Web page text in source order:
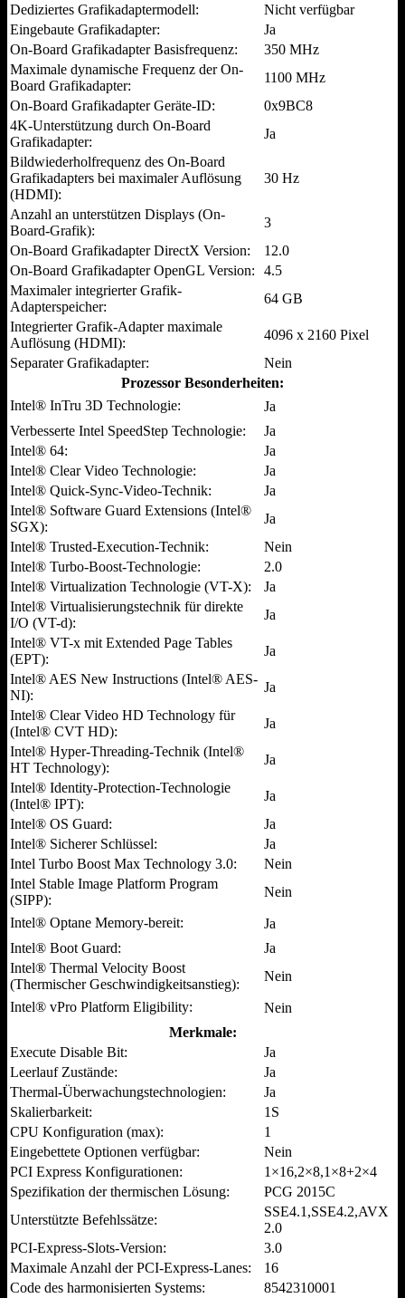
Dediziertes Grafikadaptermodell:
Nicht verfügbar
Eingebaute Grafikadapter:
Ja
On-Board Grafikadapter Basisfrequenz:
350 MHz
Maximale dynamische Frequenz der On-
Board Grafikadapter:
1100 MHz
On-Board Grafikadapter Geräte-ID:
0x9BC8
4K-Unterstützung durch On-Board
Grafikadapter:
Ja
Bildwiederholfrequenz des On-Board
Grafikadapters bei maximaler Auflösung
(HDMI):
30 Hz
Anzahl an unterstützen Displays (On-
Board-Grafik):
3
On-Board Grafikadapter DirectX Version:
12.0
On-Board Grafikadapter OpenGL Version:
4.5
Maximaler integrierter Grafik-
Adapterspeicher:
64 GB
Integrierter Grafik-Adapter maximale
Auflösung (HDMI):
4096 x 2160 Pixel
Separater Grafikadapter:
Nein
Prozessor Besonderheiten:
Intel® InTru 3D Technologie:
Ja
Verbesserte Intel SpeedStep Technologie:
Ja
Intel® 64:
Ja
Intel® Clear Video Technologie:
Ja
Intel® Quick-Sync-Video-Technik:
Ja
Intel® Software Guard Extensions (Intel®
SGX):
Ja
Intel® Trusted-Execution-Technik:
Nein
Intel® Turbo-Boost-Technologie:
2.0
Intel® Virtualization Technologie (VT-X):
Ja
Intel® Virtualisierungstechnik für direkte
I/O (VT-d):
Ja
Intel® VT-x mit Extended Page Tables
(EPT):
Ja
Intel® AES New Instructions (Intel® AES-
NI):
Ja
Intel® Clear Video HD Technology für
(Intel® CVT HD):
Ja
Intel® Hyper-Threading-Technik (Intel®
HT Technology):
Ja
Intel® Identity-Protection-Technologie
(Intel® IPT):
Ja
Intel® OS Guard:
Ja
Intel® Sicherer Schlüssel:
Ja
Intel Turbo Boost Max Technology 3.0:
Nein
Intel Stable Image Platform Program
(SIPP):
Nein
Intel® Optane Memory-bereit:
Ja
Intel® Boot Guard:
Ja
Intel® Thermal Velocity Boost
(Thermischer Geschwindigkeitsanstieg):
Nein
Intel® vPro Platform Eligibility:
Nein
Merkmale:
Execute Disable Bit:
Ja
Leerlauf Zustände:
Ja
Thermal-Überwachungstechnologien:
Ja
Skalierbarkeit:
1S
CPU Konfiguration (max):
1
Eingebettete Optionen verfügbar:
Nein
PCI Express Konfigurationen:
1×16,2×8,1×8+2×4
Spezifikation der thermischen Lösung:
PCG 2015C
Unterstützte Befehlssätze:
SSE4.1,SSE4.2,AVX
2.0
PCI-Express-Slots-Version:
3.0
Maximale Anzahl der PCI-Express-Lanes:
16
Code des harmonisierten Systems:
8542310001